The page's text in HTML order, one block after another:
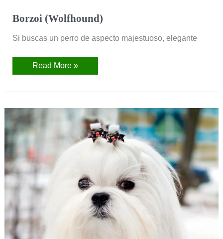
Borzoi (Wolfhound)
Si buscas un perro de aspecto majestuoso, elegante
Read More »